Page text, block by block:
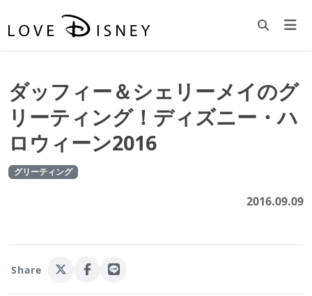
ダッフィー＆シェリーメイのグ
リーティング！ディズニー・ハ
ロウィーン2016
グリーティング
2016.09.09
Share